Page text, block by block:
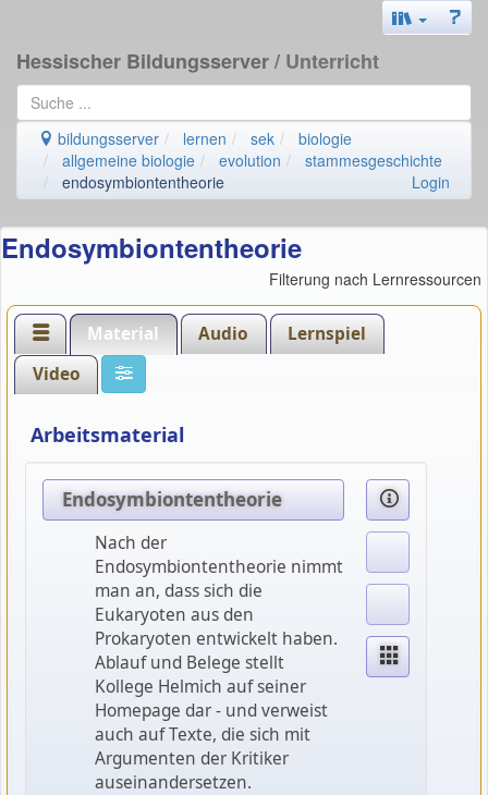
Hessischer Bildungsserver/ Unterricht
bildungsserver lernen sek
biologie
allgemeine biologie
evolution
stammesgeschichte
endosymbiontentheorie
Login
Endosymbiontentheorie
Filterung nach Lernressourcen
Material Audio
Lernspiel
Video
Arbeitsmaterial
Endosymbiontentheorie
Nach der
Endosymbiontentheorie nimmt
man an, dass sich die
Eukaryoten aus den
Prokaryoten entwickelt haben.
Ablauf und Belege stellt
Kollege Helmich auf seiner
Homepage dar - und verweist
auch auf Texte, die sich mit
Argumenten der Kritiker
auseinandersetzen.